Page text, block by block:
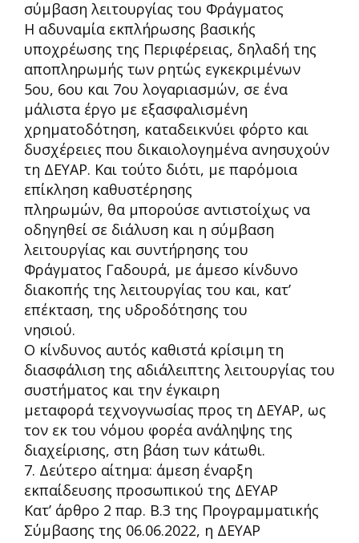
σύμβαση λειτουργίας του Φράγματος
Η αδυναμία εκπλήρωσης βασικής
υποχρέωσης της Περιφέρειας, δηλαδή της
αποπληρωμής των ρητώς εγκεκριμένων
5ου, 6ου και 7ου λογαριασμών, σε ένα
μάλιστα έργο με εξασφαλισμένη
χρηματοδότηση, καταδεικνύει φόρτο και
δυσχέρειες που δικαιολογημένα ανησυχούν
τη ΔΕΥΑΡ. Και τούτο διότι, με παρόμοια
επίκληση καθυστέρησης
πληρωμών, θα μπορούσε αντιστοίχως να
οδηγηθεί σε διάλυση και η σύμβαση
λειτουργίας και συντήρησης του
Φράγματος Γαδουρά, με άμεσο κίνδυνο
διακοπής της λειτουργίας του και, κατ’
επέκταση, της υδροδότησης του
νησιού.
Ο κίνδυνος αυτός καθιστά κρίσιμη τη
διασφάλιση της αδιάλειπτης λειτουργίας του
συστήματος και την έγκαιρη
μεταφορά τεχνογνωσίας προς τη ΔΕΥΑΡ, ως
τον εκ του νόμου φορέα ανάληψης της
διαχείρισης, στη βάση των κάτωθι.
7. Δεύτερο αίτημα: άμεση έναρξη
εκπαίδευσης προσωπικού της ΔΕΥΑΡ
Κατ’ άρθρο 2 παρ. Β.3 της Προγραμματικής
Σύμβασης της 06.06.2022, η ΔΕΥΑΡ